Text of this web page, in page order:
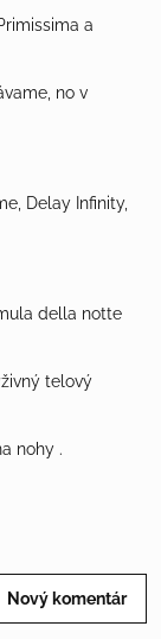
a
no v
Delay Infinity,
della notte
telový
nohy .
Nový komentár